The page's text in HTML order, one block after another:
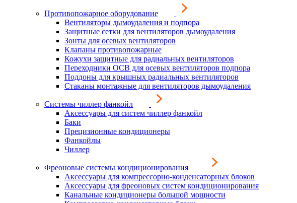
Противопожарное оборудование
Вентиляторы дымоудаления и подпора
Защитные сетки для вентиляторов дымоудаления
Зонты для осевых вентиляторов
Клапаны противопожарные
Кожухи защитные для радиальных вентиляторов
Переходники ОСВ для осевых вентиляторов подпора
Поддоны для крышных радиальных вентиляторов
Стаканы монтажные для вентиляторов дымоудаления
Системы чиллер фанкойл
Аксессуары для систем чиллер фанкойл
Баки
Прецизионные кондиционеры
Фанкойлы
Чиллер
Фреоновые системы кондиционирования
Аксессуары для компрессорно-конденсаторных блоков
Аксессуары для фреоновых систем кондиционирования
Канальные кондиционеры большой мощности